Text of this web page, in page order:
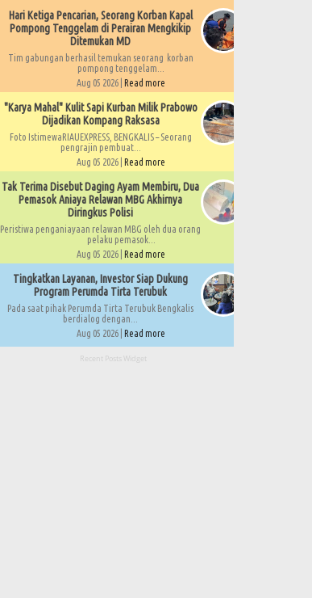
Hari Ketiga Pencarian, Seorang Korban Kapal
Pompong Tenggelam di Perairan Mengkikip
Ditemukan MD
Tim gabungan berhasil temukan seorang korban
pompong tenggelam...
Aug 05 2026 | Read more
"Karya Mahal" Kulit Sapi Kurban Milik Prabowo
Dijadikan Kompang Raksasa
Foto IstimewaRIAUEXPRESS, BENGKALIS – Seorang
pengrajin pembuat...
Aug 05 2026 | Read more
Tak Terima Disebut Daging Ayam Membiru, Dua
Pemasok Aniaya Relawan MBG Akhirnya
Diringkus Polisi
Peristiwa penganiayaan relawan MBG oleh dua orang
pelaku pemasok...
Aug 05 2026 | Read more
Tingkatkan Layanan, Investor Siap Dukung
Program Perumda Tirta Terubuk
Pada saat pihak Perumda Tirta Terubuk Bengkalis
berdialog dengan...
Aug 05 2026 | Read more
Recent Posts Widget